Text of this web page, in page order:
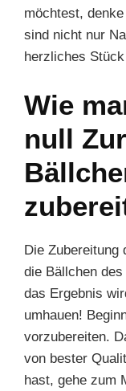
möchtest,
sind nicht nur
herzliches
Wie
null
Die Zubereitung
die Bällchen
das Ergebnis
umhauen!
vorzubereiten.
von bester
hast, gehe zum